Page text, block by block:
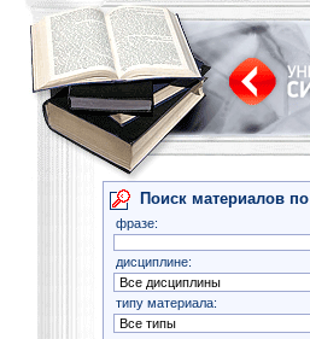
Поиск материалов по
фразе:
дисциплине:
типу материала: